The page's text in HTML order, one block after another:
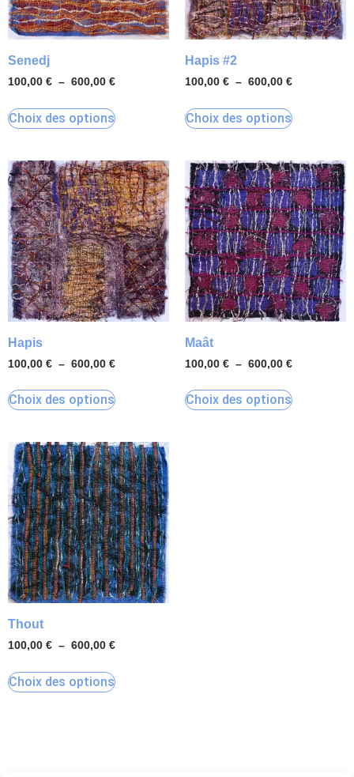
Senedj
100,00 € – 600,00 €
Choix des options
Hapis #2
100,00 € – 600,00 €
Choix des options
Hapis
100,00 € – 600,00 €
Choix des options
Maât
100,00 € – 600,00 €
Choix des options
Thout
100,00 € – 600,00 €
Choix des options